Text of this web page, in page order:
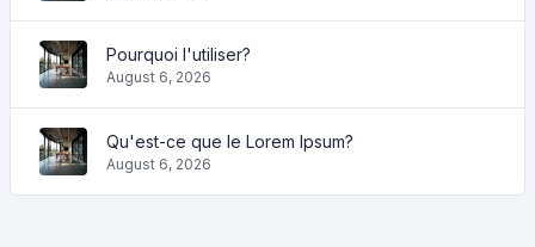
Pourquoi l'utiliser?
August 6, 2026
Qu'est-ce que le Lorem Ipsum?
August 6, 2026